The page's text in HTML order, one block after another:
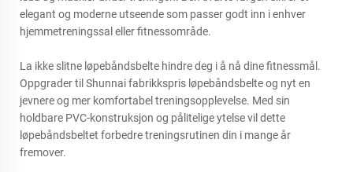
elegant og moderne utseende som passer godt inn i enhver
hjemmetreningssal eller fitnessområde.
La ikke slitne løpebåndsbelte hindre deg i å nå dine fitnessmål.
Oppgrader til Shunnai fabrikkspris løpebåndsbelte og nyt en
jevnere og mer komfortabel treningsopplevelse. Med sin
holdbare PVC-konstruksjon og pålitelige ytelse vil dette
løpebåndsbeltet forbedre treningsrutinen din i mange år
fremover.